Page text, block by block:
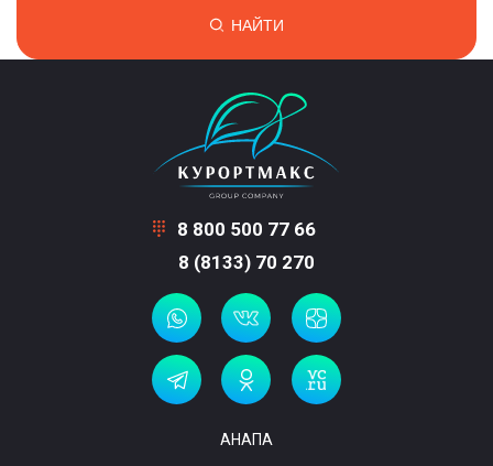
НАЙТИ
8 800 500 77 66
8 (8133) 70 270
АНАПА